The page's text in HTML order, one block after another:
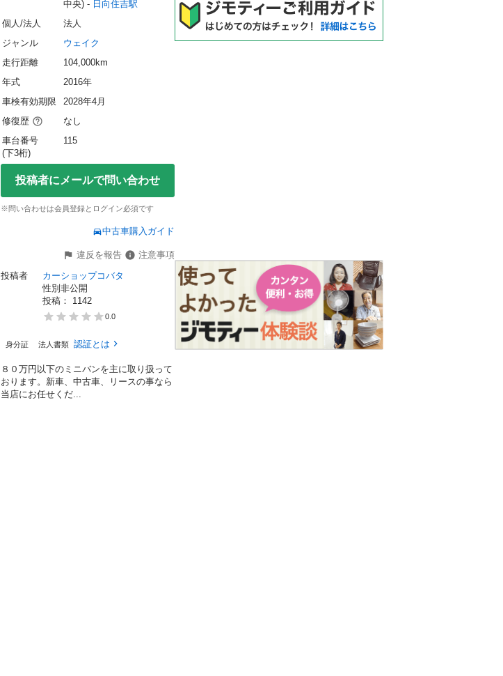
中央) - 日向住吉駅
個人/法人
法人
ジャンル
ウェイク
走行距離
104,000km
年式
2016年
車検有効期限
2028年4月
修復歴
なし
車台番号
(下3桁)
115
投稿者にメールで問い合わせ
※問い合わせは会員登録とログイン必須です
中古車購入ガイド
違反を報告
注意事項
投稿者
カーショップコバタ
性別非公開
投稿： 1142
0.0
身分証 法人書類 認証とは
８０万円以下のミニバンを主に取り扱って
おります。新車、中古車、リースの事なら
当店にお任せくだ...